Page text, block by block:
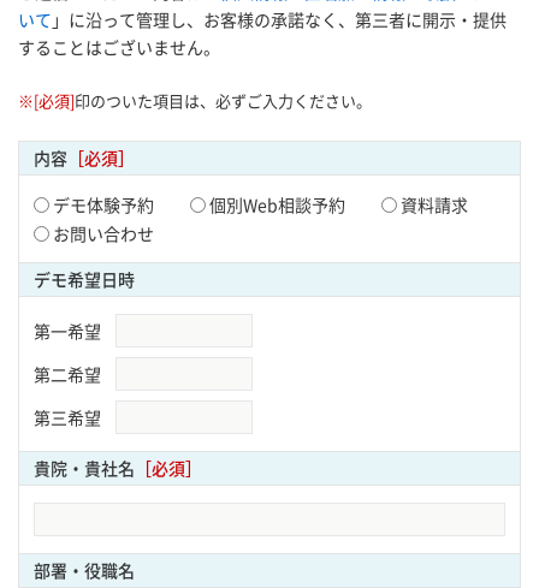
いて 」に沿って管理し、お客様の承諾なく、第三者に開示・提供
することはございません。
※[必須]印のついた項目は、必ずご入力ください。
内容 ［必須］
デモ体験予約
個別Web相談予約
資料請求
お問い合わせ
デモ希望日時
第一希望
第二希望
第三希望
貴院・貴社名 ［必須］
部署・役職名